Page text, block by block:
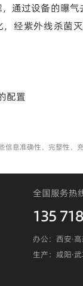
通过设备的曝
经紫外线杀菌
配置
息准确性、完整性、
全国服务热
135
办公：西安·
生产：咸阳·